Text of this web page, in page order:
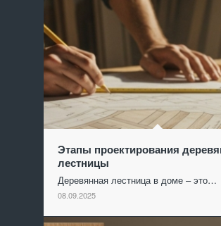
Этапы проектирования
лестницы
Деревянная лестница в доме – это…
08.09.2025